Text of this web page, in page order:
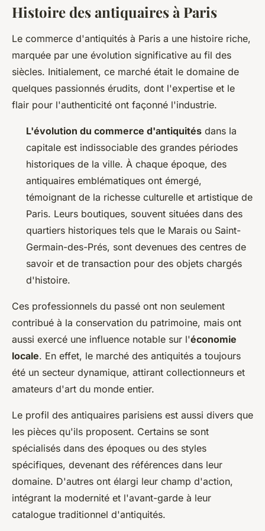
Histoire des antiquaires à Paris
Le commerce d'antiquités à Paris a une histoire riche,
marquée par une évolution significative au fil des
siècles. Initialement, ce marché était le domaine de
quelques passionnés érudits, dont l'expertise et le
flair pour l'authenticité ont façonné l'industrie.
L'évolution du commerce d'antiquités dans la
capitale est indissociable des grandes périodes
historiques de la ville. À chaque époque, des
antiquaires emblématiques ont émergé,
témoignant de la richesse culturelle et artistique de
Paris. Leurs boutiques, souvent situées dans des
quartiers historiques tels que le Marais ou Saint-
Germain-des-Prés, sont devenues des centres de
savoir et de transaction pour des objets chargés
d'histoire.
Ces professionnels du passé ont non seulement
contribué à la conservation du patrimoine, mais ont
aussi exercé une influence notable sur l'économie
locale. En effet, le marché des antiquités a toujours
été un secteur dynamique, attirant collectionneurs et
amateurs d'art du monde entier.
Le profil des antiquaires parisiens est aussi divers que
les pièces qu'ils proposent. Certains se sont
spécialisés dans des époques ou des styles
spécifiques, devenant des références dans leur
domaine. D'autres ont élargi leur champ d'action,
intégrant la modernité et l'avant-garde à leur
catalogue traditionnel d'antiquités.